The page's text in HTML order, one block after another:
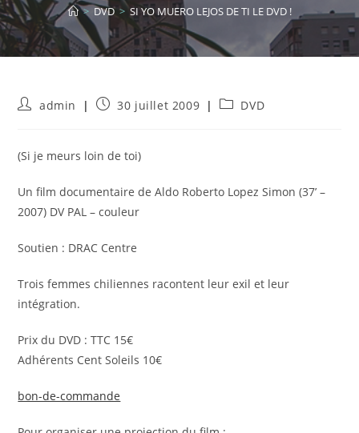
> DVD > SI YO MUERO LEJOS DE TI LE DVD !
Auteur/autrice
publication :
admin
Publication
30 juillet 2009
PostDVD
(Si je meurs loin de toi)
Un film documentaire de Aldo Roberto Lopez Simon (37’ –
2007) DV PAL – couleur
Soutien : DRAC Centre
Trois femmes chiliennes racontent leur exil et leur
intégration.
Prix du DVD : TTC 15€
Adhérents Cent Soleils 10€
bon-de-commande